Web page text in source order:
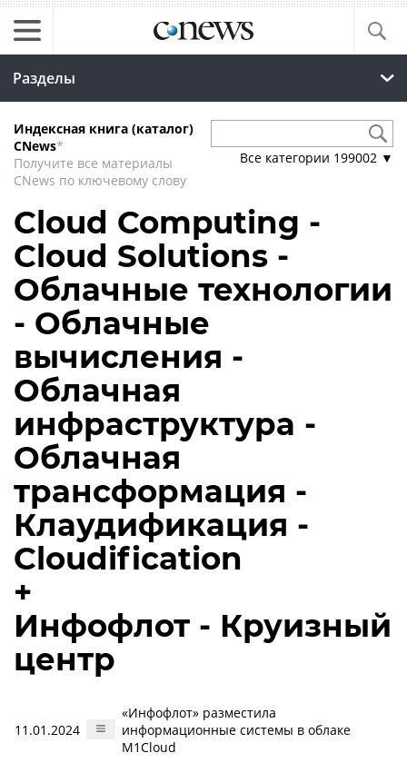
Разделы
Индексная книга (каталог)
CNews*
Получите все материалы
CNews по ключевому слову
Все категории 199002 ▼
Cloud Computing -
Cloud Solutions -
Облачные технологии
- Облачные
вычисления -
Облачная
инфраструктура -
Облачная
трансформация -
Клаудификация -
Cloudification
+
Инфофлот - Круизный
центр
11.01.2024
«Инфофлот» разместила
информационные системы в облаке
M1Cloud